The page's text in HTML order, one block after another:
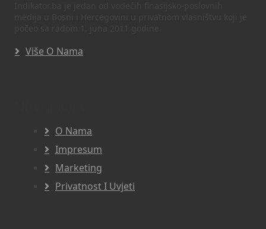
Više O Nama
O Nama
Impresum
Marketing
Privatnost I Uvjeti